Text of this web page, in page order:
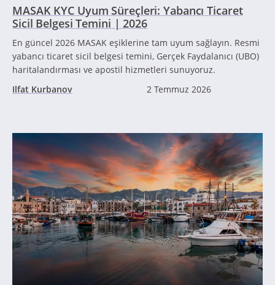
MASAK KYC Uyum Süreçleri: Yabancı Ticaret
Sicil Belgesi Temini | 2026
En güncel 2026 MASAK eşiklerine tam uyum sağlayın. Resmi
yabancı ticaret sicil belgesi temini, Gerçek Faydalanıcı (UBO)
haritalandırması ve apostil hizmetleri sunuyoruz.
Ilfat Kurbanov
2 Temmuz 2026